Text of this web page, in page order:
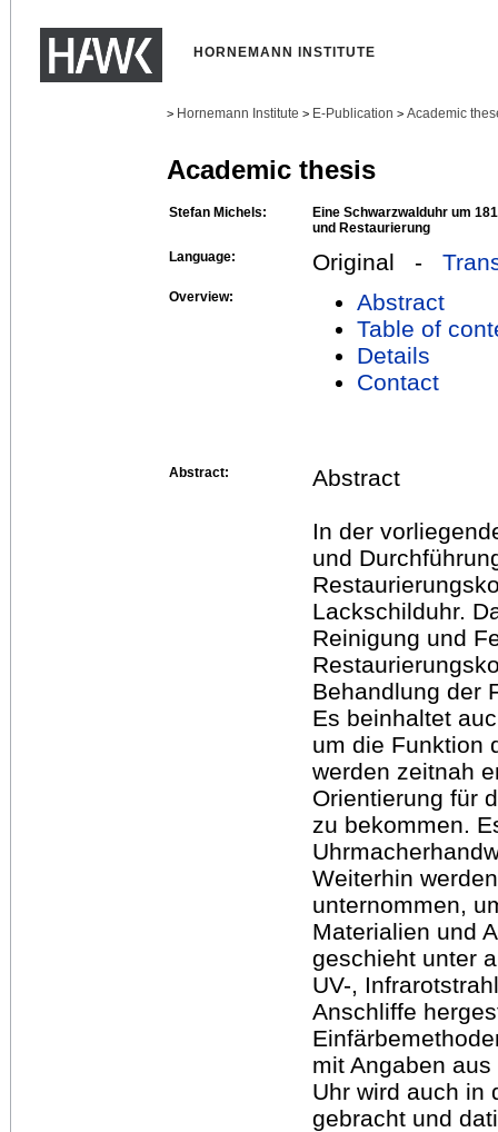
HORNEMANN INSTITUTE
> Hornemann Institute > E-Publication > Academic
Academic thesis
Stefan Michels:
Eine Schwarzwalduhr um
und Restaurierung
Language:
Original -
Overview:
Abstract
Table of
Details
Contact
Abstract: Abstract
In der
und
Lackschilduhr.
Reinigung und
Behandlung der
Es beinhaltet
um die Funktion
werden zeitnah
Orientierung für
zu bekommen.
Weiterhin
unternommen,
Materialien und
geschieht unter
UV-,
Anschliffe
mit Angaben
Uhr wird auch in
gebracht und